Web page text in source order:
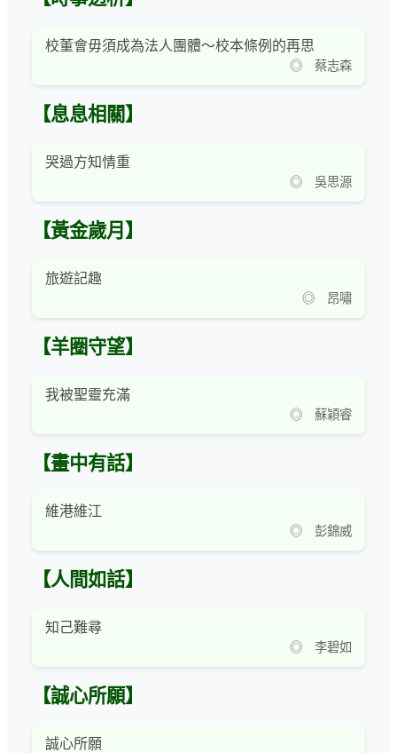
校董會毋須成為法人團體～校本條例的再思
◎ 蔡志森
【息息相關】
哭過方知情重
◎ 吳思源
【黃金歲月】
旅遊記趣
◎ 昂嘯
【羊圈守望】
我被聖靈充滿
◎ 蘇穎睿
【畫中有話】
維港維江
◎ 彭錦威
【人間如話】
知己難尋
◎ 李碧如
【誠心所願】
誠心所願